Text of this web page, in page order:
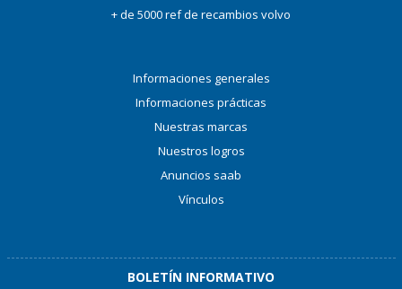
+ de 5000 ref de recambios volvo
Informaciones generales
Informaciones prácticas
Nuestras marcas
Nuestros logros
Anuncios saab
Vínculos
BOLETÍN INFORMATIVO